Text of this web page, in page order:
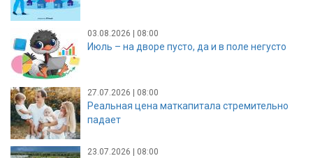
03.08.2026 | 08:00
Июль – на дворе пусто, да и в поле негусто
27.07.2026 | 08:00
Реальная цена маткапитала стремительно
падает
23.07.2026 | 08:00